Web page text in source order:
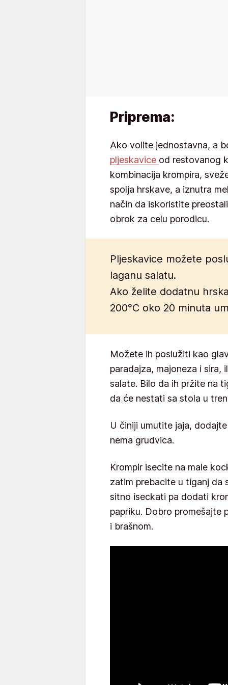
Priprema:
Ako volite jednostavna, a
pljeskavice od restovanog
kombinacija krompira,
spolja hrskave, a iznutra
način da iskoristite preostali
obrok za celu porodicu.
Pljeskavice možete
laganu salatu.
Ako želite dodatnu
200°C oko 20 minuta
Možete ih poslužiti kao
paradajza, majoneza i sira,
salate. Bilo da ih pržite na
da će nestati sa stola u
U činiji umutite jaja,
nema grudvica.
Krompir isecite na male
zatim prebacite u tiganj da
sitno iseckati pa dodati
papriku. Dobro promešajte
i brašnom.